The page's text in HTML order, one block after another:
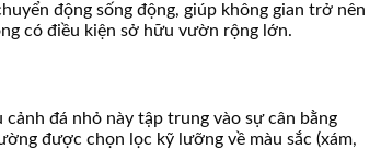
động sống động, giúp không gian trở nên
có điều kiện sở hữu vườn rộng lớn.
đá nhỏ này tập trung vào sự cân bằng
được chọn lọc kỹ lưỡng về màu sắc (xám,